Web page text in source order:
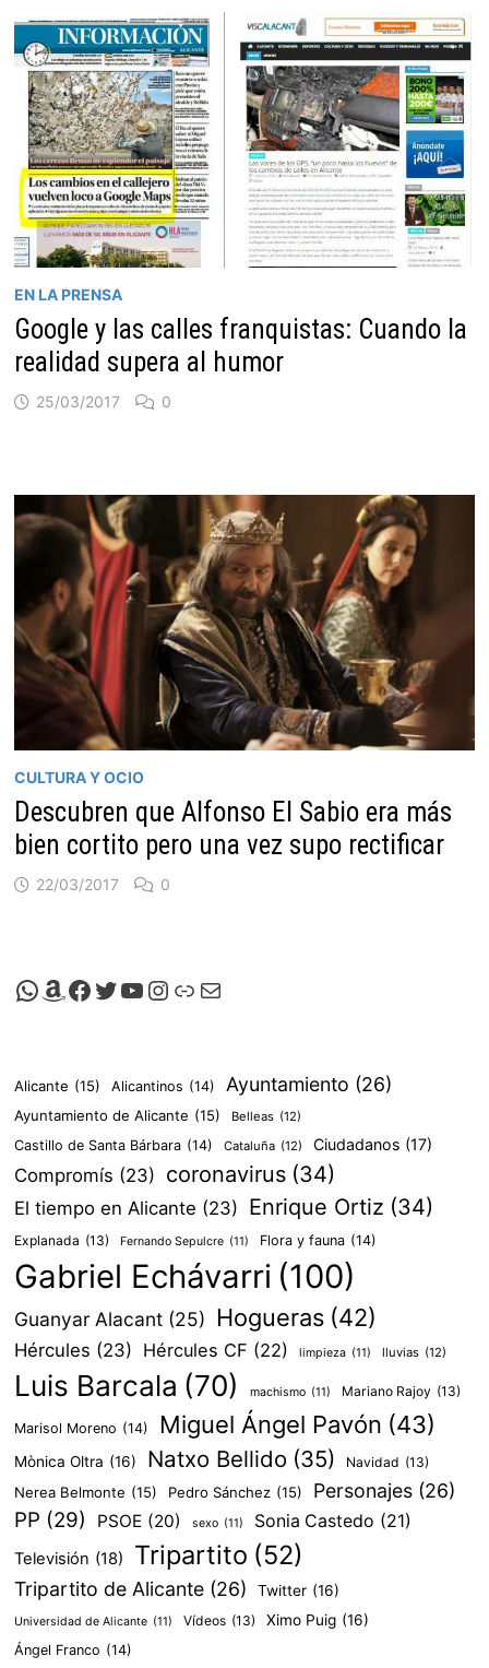
EN LA PRENSA
Google y las calles franquistas: Cuando la
realidad supera al humor
25/03/2017 0
CULTURA Y OCIO
Descubren que Alfonso El Sabio era más
bien cortito pero una vez supo rectificar
22/03/2017 0
Canal de Whatsapp de Viscalacant
Comprar en Amazon
Facebook de Viscalacant
Twitter de Viscalacant
Canal de Youtube de Viscalacant
Instagram de Viscalacant
Viscalacant en Polkaverse
Correo electrónico
Alicante (15) Alicantinos (14) Ayuntamiento (26)
Ayuntamiento de Alicante (15) Belleas (12)
Castillo de Santa Bárbara (14) Cataluña (12) Ciudadanos (17)
Compromís (23) coronavirus (34)
El tiempo en Alicante (23) Enrique Ortiz (34)
Explanada (13) Fernando Sepulcre (11) Flora y fauna (14)
Gabriel Echávarri (100)
Guanyar Alacant (25) Hogueras (42)
Hércules (23) Hércules CF (22) limpieza (11) lluvias (12)
Luis Barcala (70) machismo (11) Mariano Rajoy (13)
Marisol Moreno (14) Miguel Ángel Pavón (43)
Mònica Oltra (16) Natxo Bellido (35) Navidad (13)
Nerea Belmonte (15) Pedro Sánchez (15) Personajes (26)
PP (29) PSOE (20) sexo (11) Sonia Castedo (21)
Televisión (18) Tripartito (52)
Tripartito de Alicante (26) Twitter (16)
Universidad de Alicante (11) Vídeos (13) Ximo Puig (16)
Ángel Franco (14)